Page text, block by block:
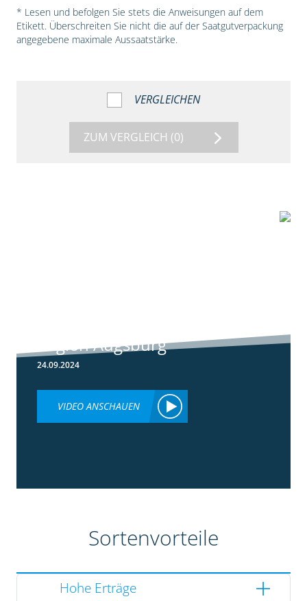
* Lesen und befolgen Sie stets die Anweisungen auf dem
Etikett. Überschreiten Sie nicht die auf der Saatgutverpackung
angegebene maximale Aussaatstärke.
VERGLEICHEN
ZUM VERGLEICH (0)
Region Augsburg
24.09.2024
VIDEO ANSCHAUEN
Sortenvorteile
Hohe Erträge